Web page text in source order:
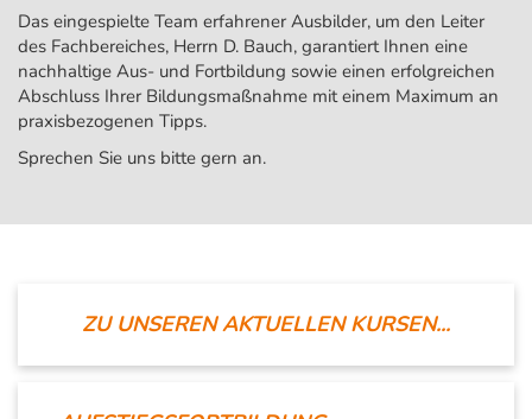
Das eingespielte Team erfahrener Ausbilder, um den Leiter
des Fachbereiches, Herrn D. Bauch, garantiert Ihnen eine
nachhaltige Aus- und Fortbildung sowie einen erfolgreichen
Abschluss Ihrer Bildungsmaßnahme mit einem Maximum an
praxisbezogenen Tipps.
Sprechen Sie uns bitte gern an.
ZU UNSEREN AKTUELLEN KURSEN...